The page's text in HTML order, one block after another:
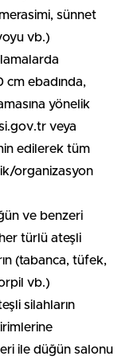
sünnet
vb.)
cm ebadında,
yönelik
veya
edilerek tüm
organizasyon
ve benzeri
türlü ateşli
(tabanca, tüfek,
vb.)
silahların
ile düğün salonu